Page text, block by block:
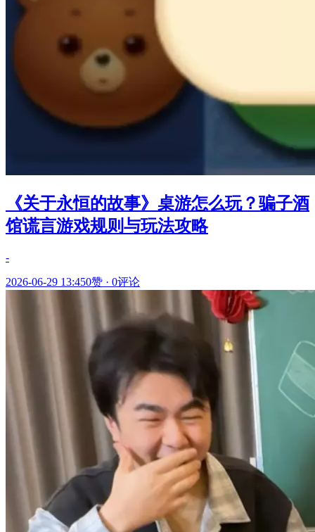
《关于永恒的故事》桌游怎么玩？骗子酒
馆谎言游戏规则与玩法攻略
-
2026-06-29 13:450赞 · 0评论